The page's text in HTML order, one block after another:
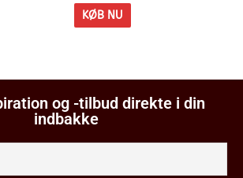
KØB NU
og -tilbud direkte i din
indbakke